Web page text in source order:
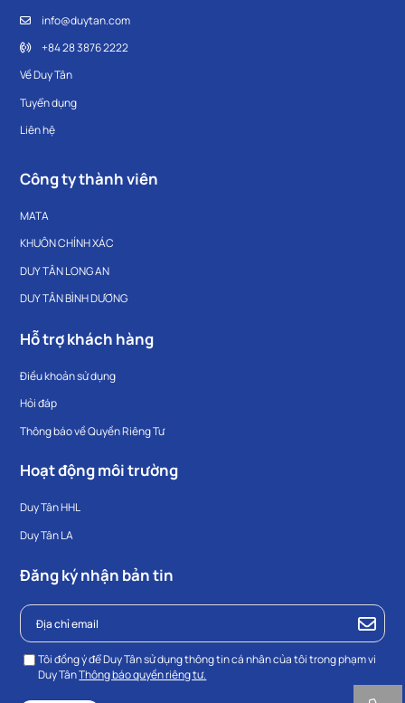
info@duytan.com
+84 28 3876 2222
Về Duy Tân
Tuyển dụng
Liên hệ
Công ty thành viên
MATA
KHUÔN CHÍNH XÁC
DUY TÂN LONG AN
DUY TÂN BÌNH DƯƠNG
Hỗ trợ khách hàng
Điều khoản sử dụng
Hỏi đáp
Thông báo về Quyền Riêng Tư
Hoạt động môi trường
Duy Tân HHL
Duy Tân LA
Đăng ký nhận bản tin
Tôi đồng ý để Duy Tân sử dụng thông tin cá nhân của tôi trong phạm vi
Duy TânThông báo quyền riêng tư.